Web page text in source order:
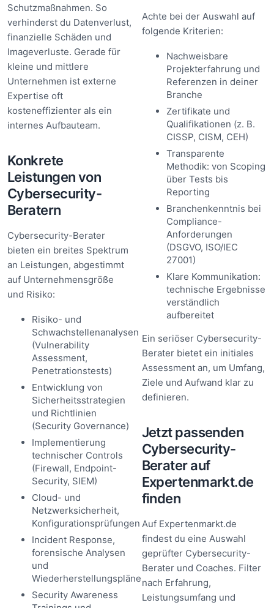
Schutzmaßnahmen. So
verhinderst du Datenverlust,
finanzielle Schäden und
Imageverluste. Gerade für
kleine und mittlere
Unternehmen ist externe
Expertise oft
kosteneffizienter als ein
internes Aufbauteam.
Konkrete
Leistungen von
Cybersecurity-
Beratern
Cybersecurity-Berater
bieten ein breites Spektrum
an Leistungen, abgestimmt
auf Unternehmensgröße
und Risiko:
Risiko- und
Schwachstellenanalysen
(Vulnerability
Assessment,
Penetrationstests)
Entwicklung von
Sicherheitsstrategien
und Richtlinien
(Security Governance)
Implementierung
technischer Controls
(Firewall, Endpoint-
Security, SIEM)
Cloud- und
Netzwerksicherheit,
Konfigurationsprüfungen
Incident Response,
forensische Analysen
und
Wiederherstellungspläne
Security Awareness
Achte bei der Auswahl auf
folgende Kriterien:
Nachweisbare
Projekterfahrung und
Referenzen in deiner
Branche
Zertifikate und
Qualifikationen (z. B.
CISSP, CISM, CEH)
Transparente
Methodik: von Scoping
über Tests bis
Reporting
Branchenkenntnis bei
Compliance-
Anforderungen
(DSGVO, ISO/IEC
27001)
Klare Kommunikation:
technische Ergebnisse
verständlich
aufbereitet
Ein seriöser Cybersecurity-
Berater bietet ein initiales
Assessment an, um Umfang,
Ziele und Aufwand klar zu
definieren.
Jetzt passenden
Cybersecurity-
Berater auf
Expertenmarkt.de
finden
Auf Expertenmarkt.de
findest du eine Auswahl
geprüfter Cybersecurity-
Berater und Coaches. Filter
nach Erfahrung,
Leistungsumfang und